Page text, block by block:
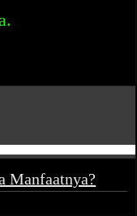
Manfaatnya?